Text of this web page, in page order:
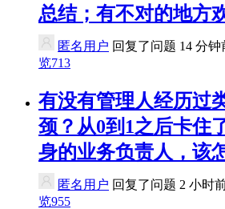
总结；有不对的地方
匿名用户 回复了问题 14 分钟
览713
有没有管理人经历过
颈？从0到1之后卡住
身的业务负责人，该
匿名用户 回复了问题 2 小时
览955